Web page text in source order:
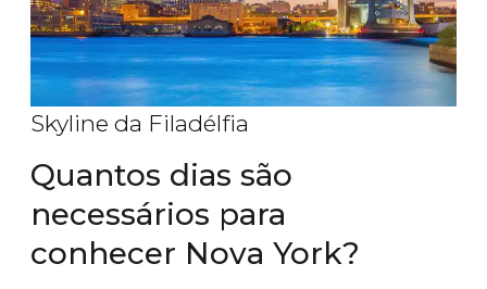
Skyline da Filadélfia
Quantos dias são
necessários para
conhecer Nova York?